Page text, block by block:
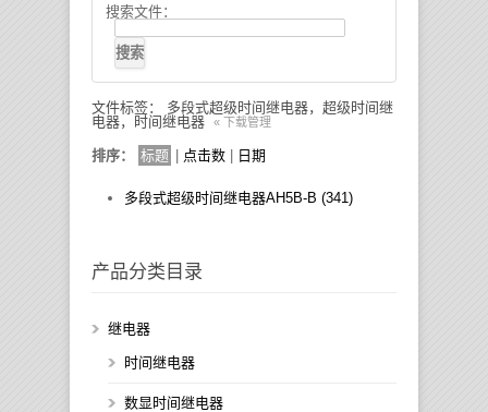
搜索文件：
文件标签： 多段式超级时间继电器，超级时间继
电器，时间继电器
« 下载管理
排序： 标题 点击数 日期
多段式超级时间继电器AH5B-B (341)
产品分类目录
继电器
时间继电器
数显时间继电器